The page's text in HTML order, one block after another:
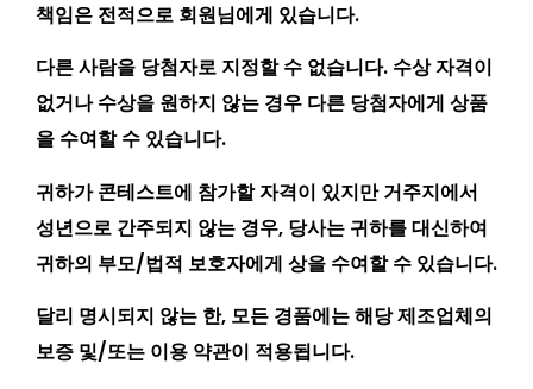
책임은 전적으로 회원님에게 있습니다.
다른 사람을 당첨자로 지정할 수 없습니다. 수상 자격이
없거나 수상을 원하지 않는 경우 다른 당첨자에게 상품
을 수여할 수 있습니다.
귀하가 콘테스트에 참가할 자격이 있지만 거주지에서
성년으로 간주되지 않는 경우, 당사는 귀하를 대신하여
귀하의 부모/법적 보호자에게 상을 수여할 수 있습니다.
달리 명시되지 않는 한, 모든 경품에는 해당 제조업체의
보증 및/또는 이용 약관이 적용됩니다.